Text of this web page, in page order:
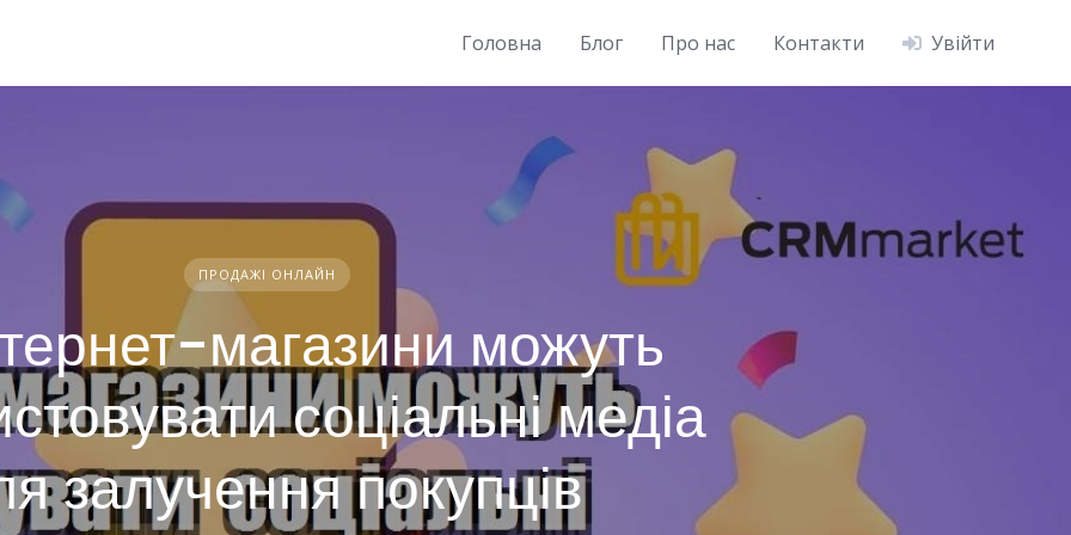
Головна Блог Про нас Контакти Увійти
ПРОДАЖІ ОНЛАЙН
магазини можуть
соціальні медіа
залучення покупців